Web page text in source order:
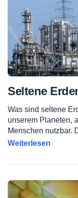
Seltene
Was sind seltene
unserem Planeten,
Menschen nutzbar.
Weiterlesen